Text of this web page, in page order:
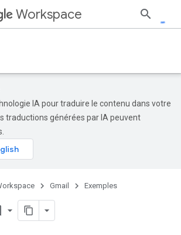
Workspace
IA pour traduire le contenu dans votre
traductions générées par IA peuvent
Gmail Exemples